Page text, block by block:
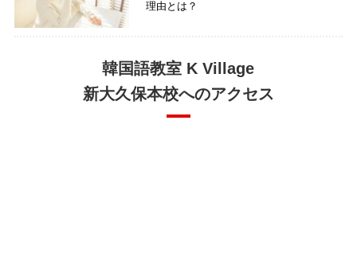
理由とは？
韓国語教室 K Village
新大久保本校へのアクセス